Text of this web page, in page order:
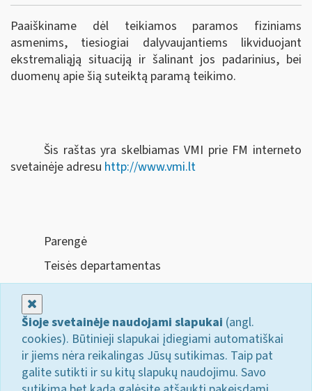
Paaiškiname dėl teikiamos paramos fiziniams
asmenims, tiesiogiai dalyvaujantiems likviduojant
ekstremaliąją situaciją ir šalinant jos padarinius, bei
duomenų apie šią suteiktą paramą teikimo.
Šis raštas yra skelbiamas VMI prie FM interneto
svetainėje adresu http://www.vmi.lt
Parengė
Teisės departamentas
Šioje svetainėje naudojami slapukai (angl.
cookies). Būtinieji slapukai įdiegiami automatiškai
ir jiems nėra reikalingas Jūsų sutikimas. Taip pat
galite sutikti ir su kitų slapukų naudojimu. Savo